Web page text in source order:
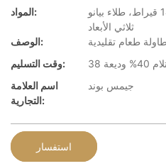
المواد:
خشب زان فرنسي، ذهب عيار 14 قيراط، طلاء بيانو
ثلاثي الأبعاد
الوصف:
طعام تقليدية
وقت التسليم:
اسم العلامة
التجارية:
جيمس بوند
استفسار